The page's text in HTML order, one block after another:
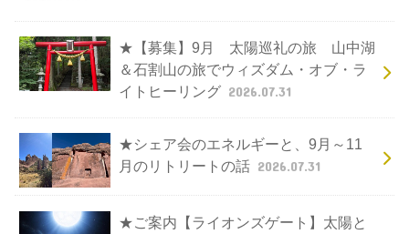
★【募集】9月 太陽巡礼の旅 山中湖
＆石割山の旅でウィズダム・オブ・ラ
イトヒーリング 2026.07.31
★シェア会のエネルギーと、9月～11
月のリトリートの話 2026.07.31
★ご案内【ライオンズゲート】太陽と